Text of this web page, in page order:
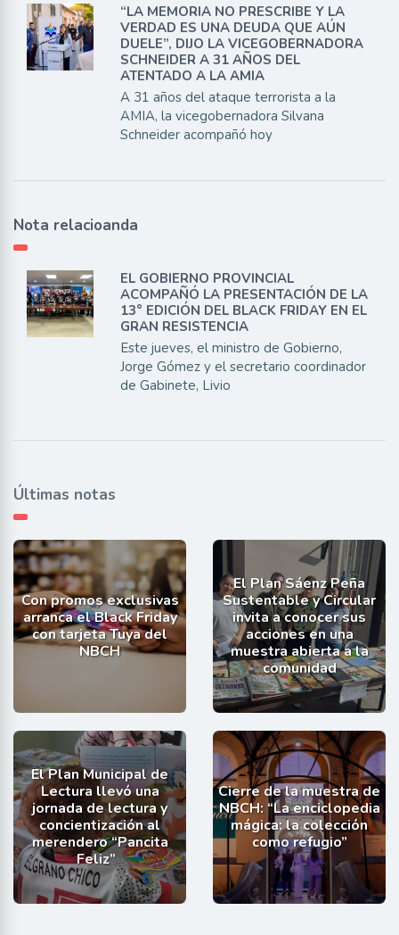
“LA MEMORIA NO PRESCRIBE Y LA
VERDAD ES UNA DEUDA QUE AÚN
DUELE”, DIJO LA VICEGOBERNADORA
SCHNEIDER A 31 AÑOS DEL
ATENTADO A LA AMIA
A 31 años del ataque terrorista a la
AMIA, la vicegobernadora Silvana
Schneider acompañó hoy
Nota relacioanda
EL GOBIERNO PROVINCIAL
ACOMPAÑÓ LA PRESENTACIÓN DE LA
13° EDICIÓN DEL BLACK FRIDAY EN EL
GRAN RESISTENCIA
Este jueves, el ministro de Gobierno,
Jorge Gómez y el secretario coordinador
de Gabinete, Livio
Últimas notas
Con promos exclusivas
arranca el Black Friday
con tarjeta Tuya del
NBCH
El Plan Sáenz Peña
Sustentable y Circular
invita a conocer sus
acciones en una
muestra abierta a la
comunidad
El Plan Municipal de
Lectura llevó una
jornada de lectura y
concientización al
merendero “Pancita
Feliz”
Cierre de la muestra de
NBCH: “La enciclopedia
mágica: la colección
como refugio”